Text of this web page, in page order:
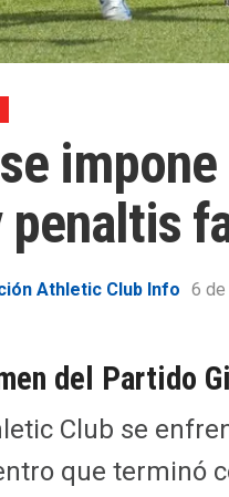
penaltis
Athletic Club Info 6
del Partido
Club se
que terminó